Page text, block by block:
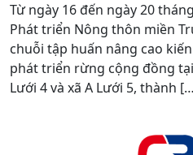
Từ ngày 16 đến ngày 20
Phát triển Nông thôn miền
chuỗi tập huấn nâng cao
phát triển rừng cộng đồng
Lưới 4 và xã A Lưới 5, thành